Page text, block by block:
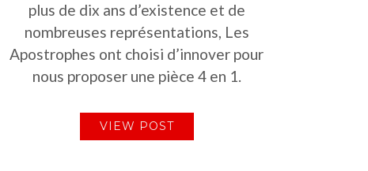
plus de dix ans d’existence et de
nombreuses représentations, Les
Apostrophes ont choisi d’innover pour
nous proposer une pièce 4 en 1.
VIEW POST